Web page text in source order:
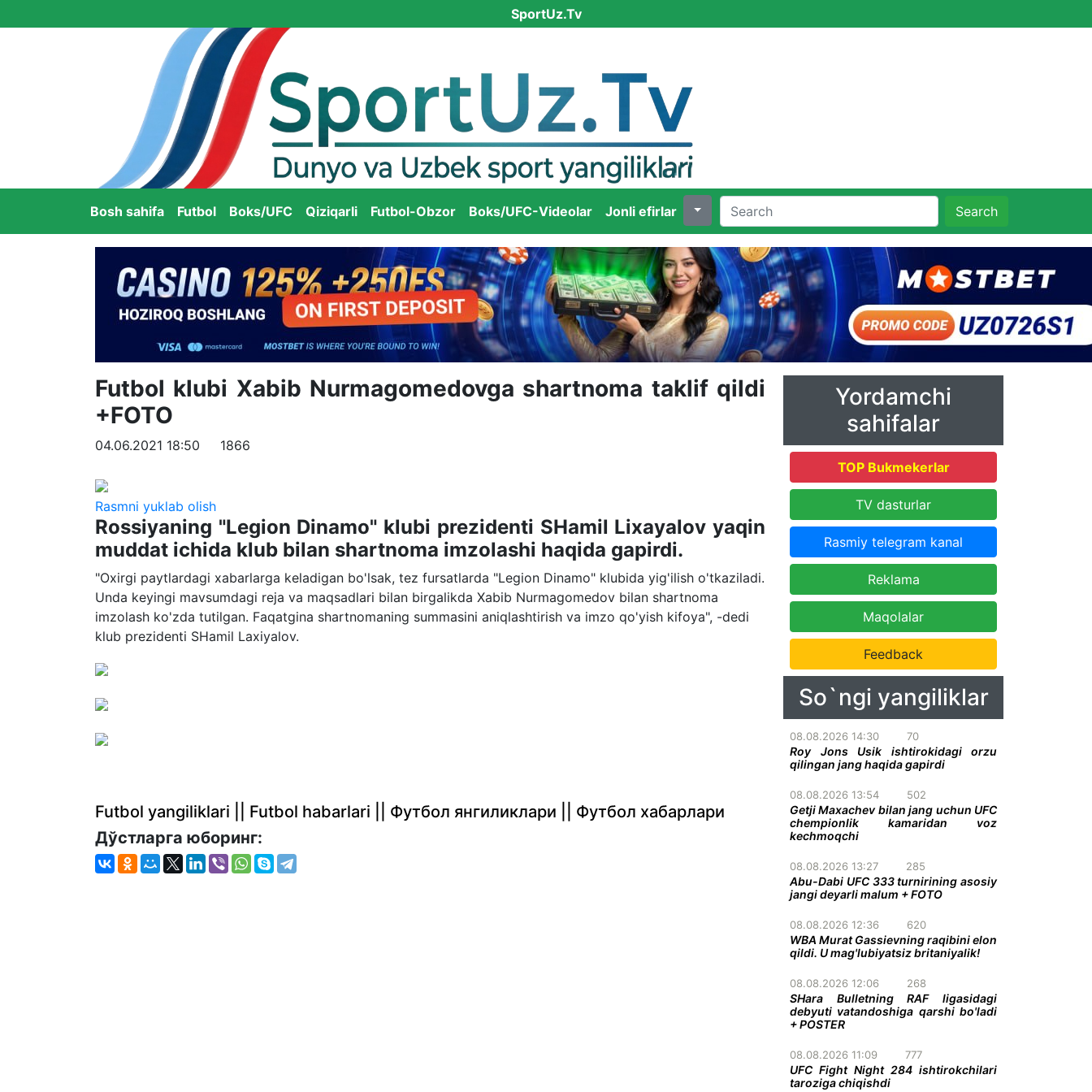
SportUz.Tv
Bosh sahifa Futbol Boks/UFC Qiziqarli Futbol-Obzor Boks/UFC-Videolar Jonli efirlar Search
Futbol klubi Xabib Nurmagomedovga shartnoma taklif qildi
+FOTO
04.06.2021 18:50 1866
Rasmni yuklab olish
Rossiyaning "Legion Dinamo" klubi prezidenti SHamil Lixayalov yaqin
muddat ichida klub bilan shartnoma imzolashi haqida gapirdi.
"Oxirgi paytlardagi xabarlarga keladigan bo'lsak, tez fursatlarda "Legion Dinamo" klubida yig'ilish o'tkaziladi.
Unda keyingi mavsumdagi reja va maqsadlari bilan birgalikda Xabib Nurmagomedov bilan shartnoma
imzolash ko'zda tutilgan. Faqatgina shartnomaning summasini aniqlashtirish va imzo qo'yish kifoya", -dedi
klub prezidenti SHamil Laxiyalov.
Futbol yangiliklari || Futbol habarlari || Футбол янгиликлари || Футбол хабарлари
Дўстларга юборинг:
Yordamchi
sahifalar
TOP Bukmekerlar
TV dasturlar
Rasmiy telegram kanal
Reklama
Maqolalar
Feedback
So`ngi yangiliklar
08.08.2026 14:30 70
Roy Jons Usik ishtirokidagi orzu
qilingan jang haqida gapirdi
08.08.2026 13:54 502
Getji Maxachev bilan jang uchun UFC
chempionlik kamaridan voz
kechmoqchi
08.08.2026 13:27 285
Abu-Dabi UFC 333 turnirining asosiy
jangi deyarli malum + FOTO
08.08.2026 12:36 620
WBA Murat Gassievning raqibini elon
qildi. U mag'lubiyatsiz britaniyalik!
08.08.2026 12:06 268
SHara Bulletning RAF ligasidagi
debyuti vatandoshiga qarshi bo'ladi
+ POSTER
08.08.2026 11:09 777
UFC Fight Night 284 ishtirokchilari
taroziga chiqishdi